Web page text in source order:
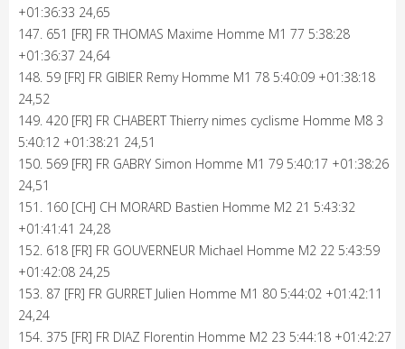
+01:36:33 24,65
147. 651 [FR] FR THOMAS Maxime Homme M1 77 5:38:28
+01:36:37 24,64
148. 59 [FR] FR GIBIER Remy Homme M1 78 5:40:09 +01:38:18
24,52
149. 420 [FR] FR CHABERT Thierry nimes cyclisme Homme M8 3
5:40:12 +01:38:21 24,51
150. 569 [FR] FR GABRY Simon Homme M1 79 5:40:17 +01:38:26
24,51
151. 160 [CH] CH MORARD Bastien Homme M2 21 5:43:32
+01:41:41 24,28
152. 618 [FR] FR GOUVERNEUR Michael Homme M2 22 5:43:59
+01:42:08 24,25
153. 87 [FR] FR GURRET Julien Homme M1 80 5:44:02 +01:42:11
24,24
154. 375 [FR] FR DIAZ Florentin Homme M2 23 5:44:18 +01:42:27